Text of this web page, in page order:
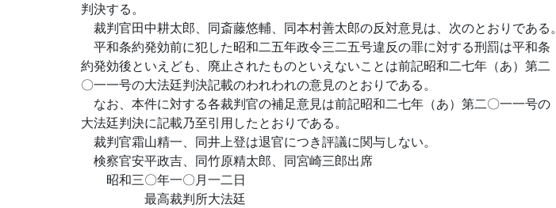
判決する。
裁判官田中耕太郎、同斎藤悠輔、同本村善太郎の反対意見は、次のとおりである。
平和条約発効前に犯した昭和二五年政令三二五号違反の罪に対する刑罰は平和条
約発効後といえども、廃止されたものといえないことは前記昭和二七年（あ）第二
〇一一号の大法廷判決記載のわれわれの意見のとおりである。
なお、本件に対する各裁判官の補足意見は前記昭和二七年（あ）第二〇一一号の
大法廷判決に記載乃至引用したとおりである。
裁判官霜山精一、同井上登は退官につき評議に関与しない。
検察官安平政吉、同竹原精太郎、同宮崎三郎出席
昭和三〇年一〇月一二日
最高裁判所大法廷